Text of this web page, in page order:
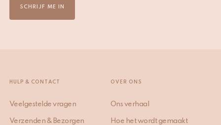
SCHRIJF ME IN
HULP & CONTACT
Veelgestelde vragen
Verzenden & Bezorgen
OVER ONS
Ons verhaal
Hoe het wordt gemaakt